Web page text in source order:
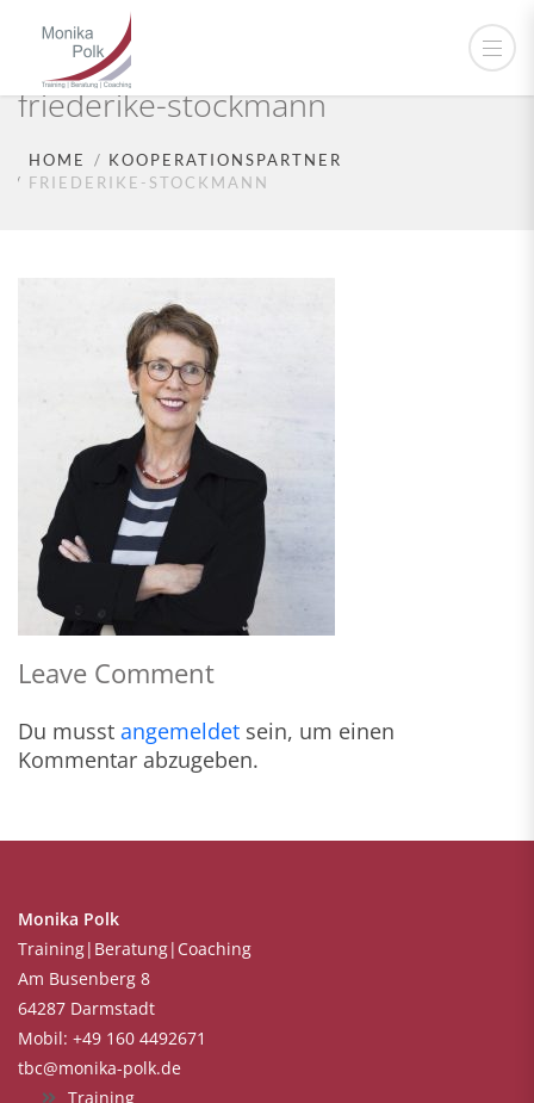
friederike-stockmann
HOME
KOOPERATIONSPARTNER
FRIEDERIKE-STOCKMANN
Leave Comment
Du musst angemeldet sein, um einen
Kommentar abzugeben.
Monika Polk
Training|Beratung|Coaching
Am Busenberg 8
64287 Darmstadt
Mobil: +49 160 4492671
tbc@monika-polk.de
Training